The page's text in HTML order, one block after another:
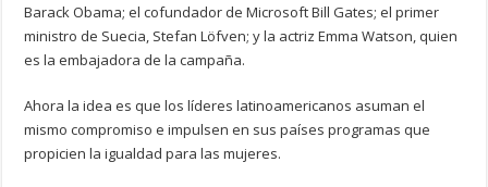
Barack Obama; el cofundador de Microsoft Bill Gates; el primer
ministro de Suecia, Stefan Löfven; y la actriz Emma Watson, quien
es la embajadora de la campaña.
Ahora la idea es que los líderes latinoamericanos asuman el
mismo compromiso e impulsen en sus países programas que
propicien la igualdad para las mujeres.